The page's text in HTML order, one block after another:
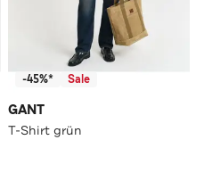
-45%* Sale
GANT
T-Shirt grün